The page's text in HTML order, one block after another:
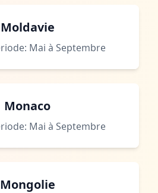
Moldavie
Meilleure Période: Mai à Septembre
Monaco
Meilleure Période: Mai à Septembre
Mongolie